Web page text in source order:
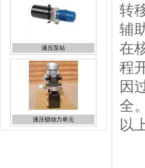
液压锁动力单元
液压控制系统
转
辅
在
程
因
全。
以